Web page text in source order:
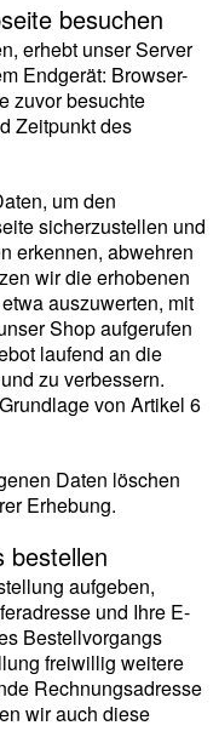
besuchen
erhebt unser Server
Endgerät: Browser-
zuvor besuchte
Zeitpunkt des
um den
sicherzustellen und
erkennen, abwehren
wir die erhobenen
auszuwerten, mit
Shop aufgerufen
laufend an die
zu verbessern.
von Artikel 6
Daten löschen
Erhebung.
bestellen
aufgeben,
und Ihre E-
Bestellvorgangs
freiwillig weitere
Rechnungsadresse
wir auch diese